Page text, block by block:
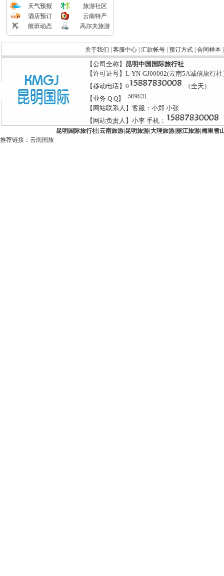
天气预报
旅游社区
酒店预订
云南特产
航班动态
高尔夫旅游
关于我们 客服中心| 汇款帐号| 预订方式| 合同样本
【公司全称】 昆明中国国际旅行社
【许可证号】L-YN-GJ00002(云南5A诚信旅行社
【移动电话】0
（全天）
【业务 Q Q】
【网站联系人】客服：小郑 小张
【网站负责人】小李 手机：
昆明国际旅行社| 云南旅游| 昆明旅游| 大理旅游| 丽江旅游| 梅里雪
推荐链接： 云南国旅